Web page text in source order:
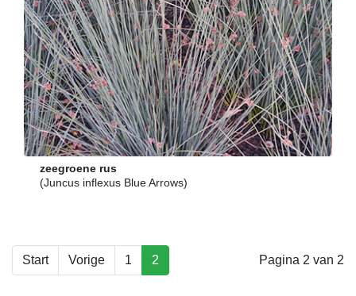
zeegroene rus
(Juncus inflexus Blue Arrows)
Start Vorige 1 2 Pagina 2 van 2